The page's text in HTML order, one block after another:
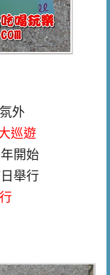
外
巡遊
開始
舉行